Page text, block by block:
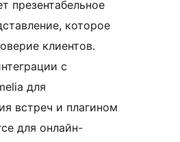
презентабельное
которое
клиентов.
с
для
встреч и плагином
для онлайн-